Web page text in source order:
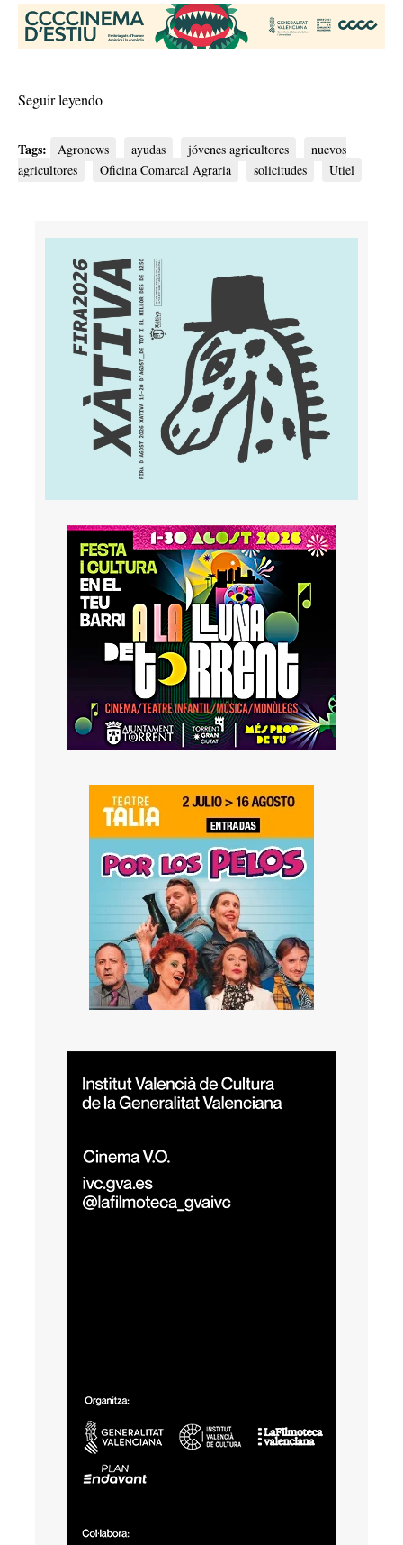
Seguir leyendo
Tags: Agronews ayudas jóvenes agricultores
nuevos
agricultores
Oficina Comarcal Agraria solicitudes Utiel